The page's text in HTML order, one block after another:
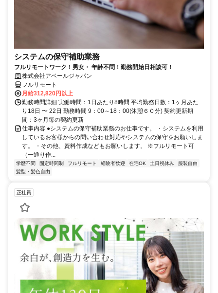
システムの保守補助業務
フルリモートワーク！男女・ 年齢不問！勤務開始日相談可！
株式会社アベールジャパン
フルリモート
月給312,820円以上
勤務時間詳細 実働時間：1日あたり8時間 平均勤務日数：1ヶ月あた
り18日 〜 22日 勤務時間 9：00～18：00(休憩６０分) 契約更新期
間：3ヶ月毎の契約更新
仕事内容 ●システムの保守補助業務のお仕事です。 ・システムを利用
しているお客様からの問い合わせ対応やシステムの保守をお願いしま
す。 ・その他、資料作成などもお願いします。 ※フルリモート可
（一通り作...
学歴不問 固定時間制 フルリモート 経験者歓迎 在宅OK 土日祝休み
服装自由
髪型・髪色自由
正社員